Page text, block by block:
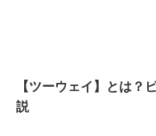
【ツーウェイ】とは？
説